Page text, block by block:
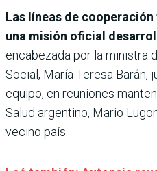
Las líneas de
una misión oficial
encabezada por la ministra
Social, María Teresa Barán,
equipo, en reuniones
Salud argentino, Mario
vecino país.